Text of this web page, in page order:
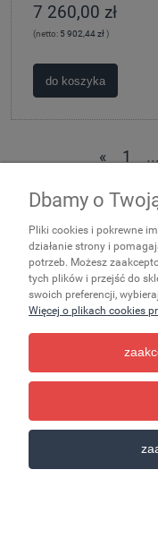
7 260,00 zł
(netto: 5 902,44 zł)
do koszyka
« 1 ...
Dbamy o
Pliki cookies i pokrewne
działanie strony i
potrzeb. Możesz
tych plików i przejść do
swoich preferencji,
Więcej o plikach cookies